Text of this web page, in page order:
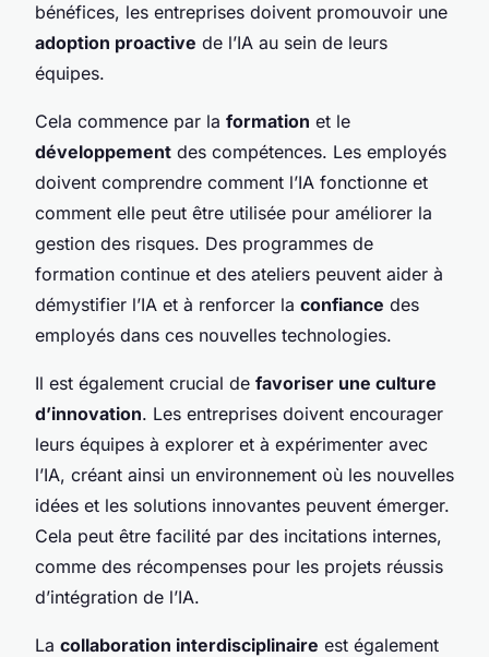
bénéfices, les entreprises doivent promouvoir une
adoption proactive de l’IA au sein de leurs
équipes.
Cela commence par la formation et le
développement des compétences. Les employés
doivent comprendre comment l’IA fonctionne et
comment elle peut être utilisée pour améliorer la
gestion des risques. Des programmes de
formation continue et des ateliers peuvent aider à
démystifier l’IA et à renforcer la confiance des
employés dans ces nouvelles technologies.
Il est également crucial de favoriser une culture
d’innovation. Les entreprises doivent encourager
leurs équipes à explorer et à expérimenter avec
l’IA, créant ainsi un environnement où les nouvelles
idées et les solutions innovantes peuvent émerger.
Cela peut être facilité par des incitations internes,
comme des récompenses pour les projets réussis
d’intégration de l’IA.
La collaboration interdisciplinaire est également